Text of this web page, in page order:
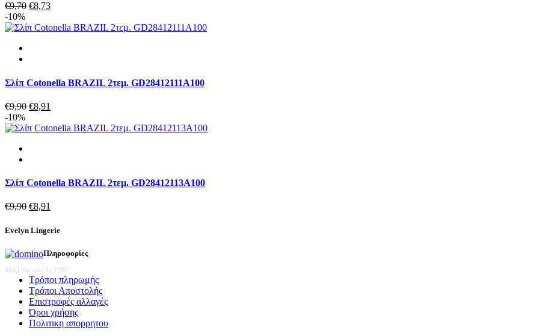
€9,70 Original
was:
€8,73Η
τιμή
-10%
Σλίπ Cotonella BRAZIL 2τεμ. GD28412111A100
€9,90 Original
was:
€8,91
τιμή
-10%
Σλίπ Cotonella BRAZIL 2τεμ. GD28412113A100
€9,90 Original
was:
€9,90.
€8,91
τιμή
€8,91.
Evelyn Lingerie
Μαζί σας απο το 1980
Πληροφορίες
Τρόποι πληρωμής
Τρόποι Αποστολής
Επιστροφές αλλαγές
Όροι χρήσης
Πολιτικη απορρητου